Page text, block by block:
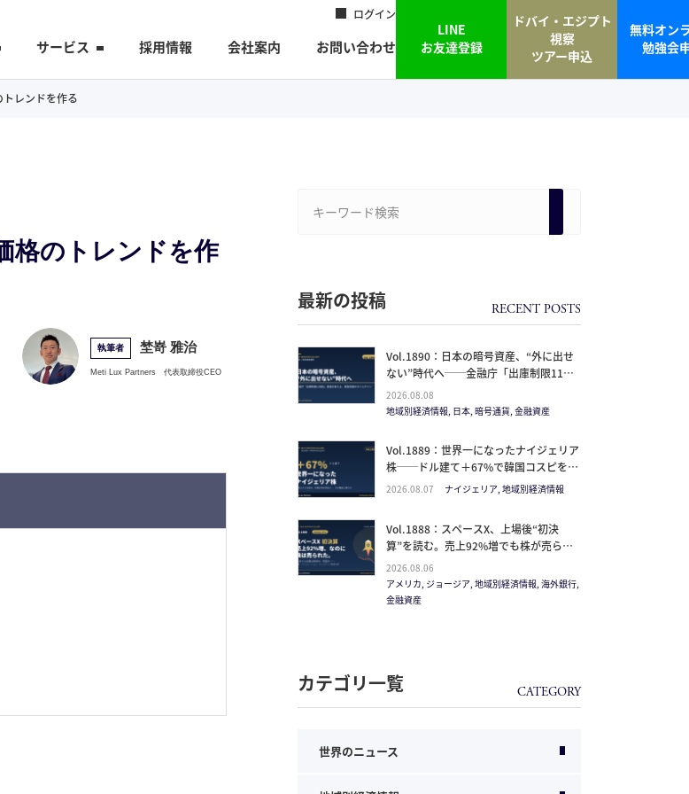
ログイン
サービス 採用情報 会社案内 お問い合わせ
LINE
お友達登録
ドバイ・エジプト
視察
ツアー申込
無料オン
勉強会
レンドを作る
格のトレンドを作
執筆者 埜嵜 雅治
Meti Lux Partners 代表取締役CEO
最新の投稿
Vol.1890：日本の暗号資産、“外に出せ
ない”時代へ──金融庁「出庫制限11項
目」要請が変える、資産防衛のタイムラ
イン
2026.08.08
地域別経済情報, 日本, 暗号通貨, 金融資産
Vol.1889：世界一になったナイジェリア
株──ドル建て＋67%で韓国コスピを抜
いた理由と、日本人の乗り方
2026.08.07 ナイジェリア, 地域別経済情報
Vol.1888：スペースX、上場後“初決
算”を読む。売上92%増でも株が売られ
た本当の理由と、1.5兆ドル企業の買い
方。
2026.08.06
アメリカ, ジョージア, 地域別経済情報, 海外銀行,
金融資産
カテゴリ一覧
世界のニュース